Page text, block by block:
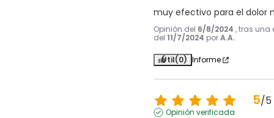
muy efectivo para el dolor
Opinión del 6/8/2024 , tras una
del 11/7/2024 porA.A.
Útil(0) Informe
5/5
Opinión verificada